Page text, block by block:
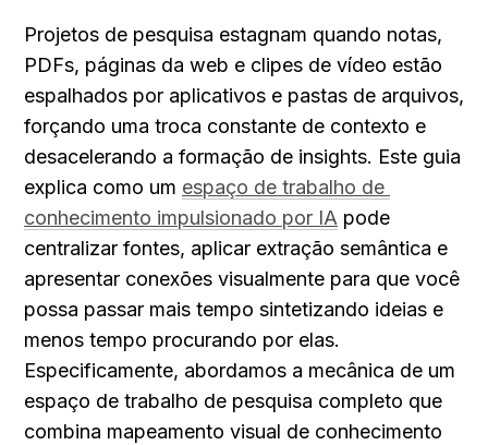
Projetos de pesquisa estagnam quando notas,
PDFs, páginas da web e clipes de vídeo estão
espalhados por aplicativos e pastas de arquivos,
forçando uma troca constante de contexto e
desacelerando a formação de insights. Este guia
explica como um espaço de trabalho de
conhecimento impulsionado por IA pode
centralizar fontes, aplicar extração semântica e
apresentar conexões visualmente para que você
possa passar mais tempo sintetizando ideias e
menos tempo procurando por elas.
Especificamente, abordamos a mecânica de um
espaço de trabalho de pesquisa completo que
combina mapeamento visual de conhecimento